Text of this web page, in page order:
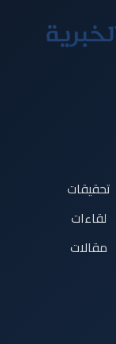
تحقيقات
لقاءات
مقالات